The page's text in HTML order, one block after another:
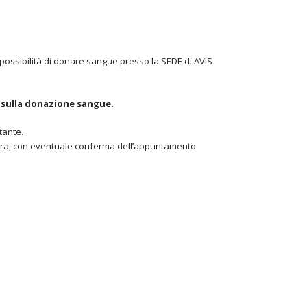
di donare sangue presso la SEDE di AVIS
donazione sangue.
con eventuale conferma dell’appuntamento.